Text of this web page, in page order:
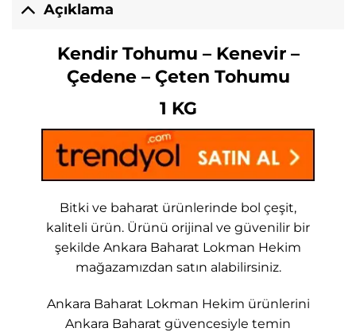
Açıklama
Kendir Tohumu – Kenevir –
Çedene – Çeten Tohumu
1 KG
Bitki ve baharat ürünlerinde bol çeşit,
kaliteli ürün. Ürünü orijinal ve güvenilir bir
şekilde Ankara Baharat Lokman Hekim
mağazamızdan satın alabilirsiniz.
Ankara Baharat Lokman Hekim ürünlerini
Ankara Baharat güvencesiyle temin